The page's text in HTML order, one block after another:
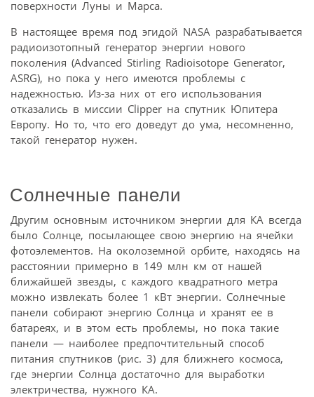
поверхности Луны и Марса.
В настоящее время под эгидой NASA разрабатывается
радиоизотопный генератор энергии нового
поколения (Advanced Stirling Radioisotope Generator,
ASRG), но пока у него имеются проблемы с
надежностью. Из-за них от его использования
отказались в миссии Clipper на спутник Юпитера
Европу. Но то, что его доведут до ума, несомненно,
такой генератор нужен.
Солнечные панели
Другим основным источником энергии для КА всегда
было Солнце, посылающее свою энергию на ячейки
фотоэлементов. На около­земной орбите, находясь на
расстоянии примерно в 149 млн км от нашей
ближайшей звезды, с каждого квадратного метра
можно извлекать более 1 кВт энергии. Солнечные
панели собирают энергию Солнца и хранят ее в
батареях, и в этом есть проблемы, но пока такие
панели — наиболее предпочтительный способ
питания спутников (рис. 3) для ближнего космоса,
где энергии Солнца достаточно для выработки
электричества, нужного КА.